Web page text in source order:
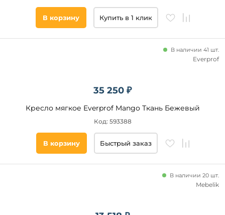
В корзину Купить в 1 клик
35 250 ₽
Кресло мягкое Everprof Mango Ткань Бежевый
В наличии 41 шт.
Код: 593388
Everprof
В корзину Быстрый заказ
В наличии 20 шт.
Mebelik